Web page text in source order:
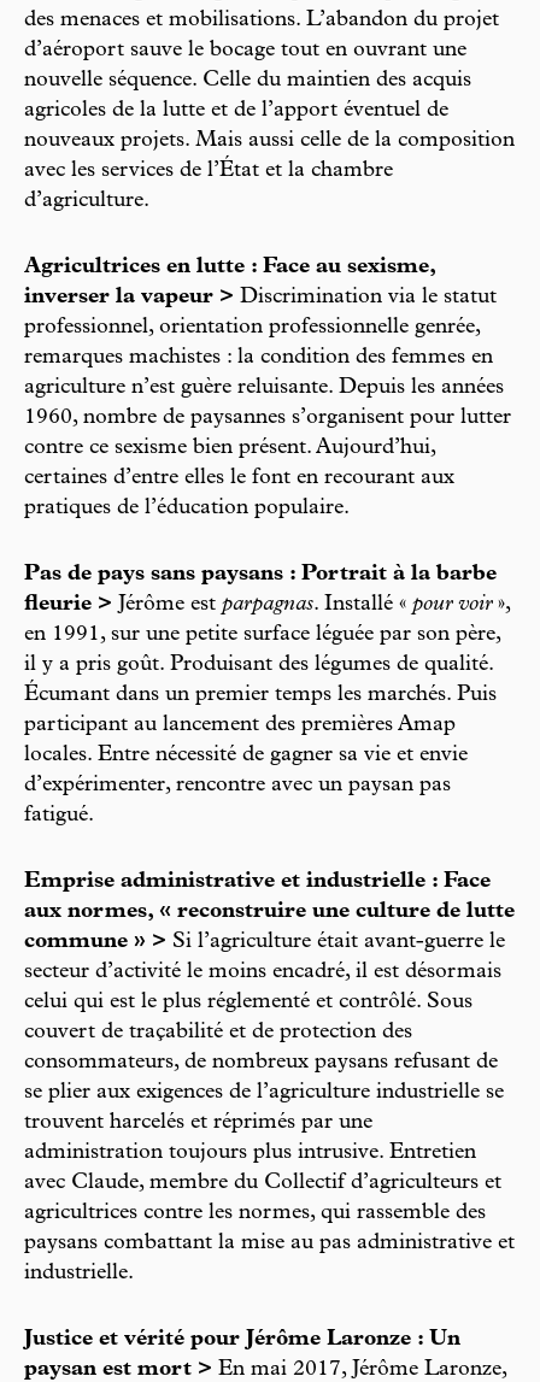
des menaces et mobilisations. L’abandon du projet
d’aéroport sauve le bocage tout en ouvrant une
nouvelle séquence. Celle du maintien des acquis
agricoles de la lutte et de l’apport éventuel de
nouveaux projets. Mais aussi celle de la composition
avec les services de l’État et la chambre
d’agriculture.
Agricultrices en lutte : Face au sexisme,
inverser la vapeur > Discrimination via le statut
professionnel, orientation professionnelle genrée,
remarques machistes : la condition des femmes en
agriculture n’est guère reluisante. Depuis les années
1960, nombre de paysannes s’organisent pour lutter
contre ce sexisme bien présent. Aujourd’hui,
certaines d’entre elles le font en recourant aux
pratiques de l’éducation populaire.
Pas de pays sans paysans : Portrait à la barbe
fleurie > Jérôme est parpagnas. Installé « pour voir»,
en 1991, sur une petite surface léguée par son père,
il y a pris goût. Produisant des légumes de qualité.
Écumant dans un premier temps les marchés. Puis
participant au lancement des premières Amap
locales. Entre nécessité de gagner sa vie et envie
d’expérimenter, rencontre avec un paysan pas
fatigué.
Emprise administrative et industrielle : Face
aux normes, « reconstruire une culture de lutte
commune » > Si l’agriculture était avant-guerre le
secteur d’activité le moins encadré, il est désormais
celui qui est le plus réglementé et contrôlé. Sous
couvert de traçabilité et de protection des
consommateurs, de nombreux paysans refusant de
se plier aux exigences de l’agriculture industrielle se
trouvent harcelés et réprimés par une
administration toujours plus intrusive. Entretien
avec Claude, membre du Collectif d’agriculteurs et
agricultrices contre les normes, qui rassemble des
paysans combattant la mise au pas administrative et
industrielle.
Justice et vérité pour Jérôme Laronze : Un
paysan est mort > En mai 2017, Jérôme Laronze,